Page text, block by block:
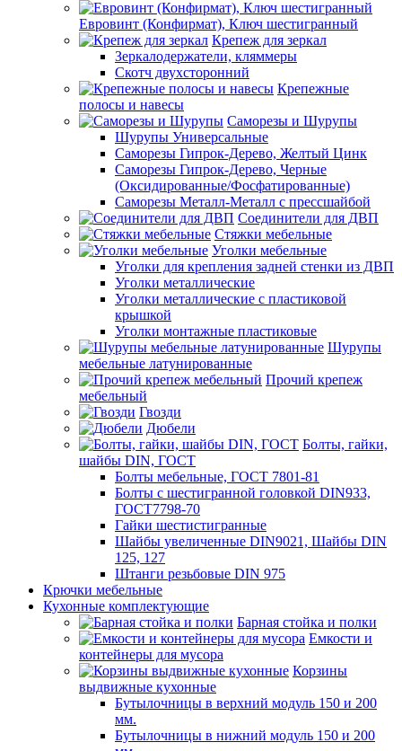
Евровинт (Конфирмат), Ключ шестигранный
Крепеж для зеркал
Зеркалодержатели, кляммеры
Скотч двухсторонний
Крепежные
полосы и навесы
Саморезы и Шурупы
Шурупы Универсальные
Саморезы Гипрок-Дерево, Желтый Цинк
Саморезы Гипрок-Дерево, Черные
(Оксидированные/Фосфатированные)
Саморезы Металл-Металл с прессшайбой
Соединители для ДВП
Стяжки мебельные
Уголки мебельные
Уголки для крепления задней стенки из ДВП
Уголки металлические
Уголки металлические с пластиковой
крышкой
Уголки монтажные пластиковые
Шурупы
мебельные латунированные
Прочий крепеж
мебельный
Гвозди
Дюбели
Болты, гайки,
шайбы DIN, ГОСТ
Болты мебельные, ГОСТ 7801-81
Болты с шестигранной головкой DIN933,
ГОСТ7798-70
Гайки шестистигранные
Шайбы увеличенные DIN9021, Шайбы DIN
125, 127
Штанги резьбовые DIN 975
Крючки мебельные
Кухонные комплектующие
Барная стойка и полки
Емкости и
контейнеры для мусора
Корзины
выдвижные кухонные
Бутылочницы в верхний модуль 150 и 200
мм.
Бутылочницы в нижний модуль 150 и 200